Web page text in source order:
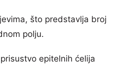
što predstavlja broj
polju.
epitelnih ćelija